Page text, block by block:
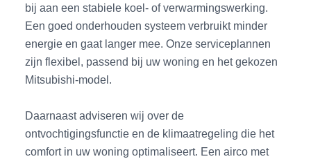
bij aan een stabiele koel- of verwarmingswerking.
Een goed onderhouden systeem verbruikt minder
energie en gaat langer mee. Onze serviceplannen
zijn flexibel, passend bij uw woning en het gekozen
Mitsubishi-model.
Daarnaast adviseren wij over de
ontvochtigingsfunctie en de klimaatregeling die het
comfort in uw woning optimaliseert. Een airco met